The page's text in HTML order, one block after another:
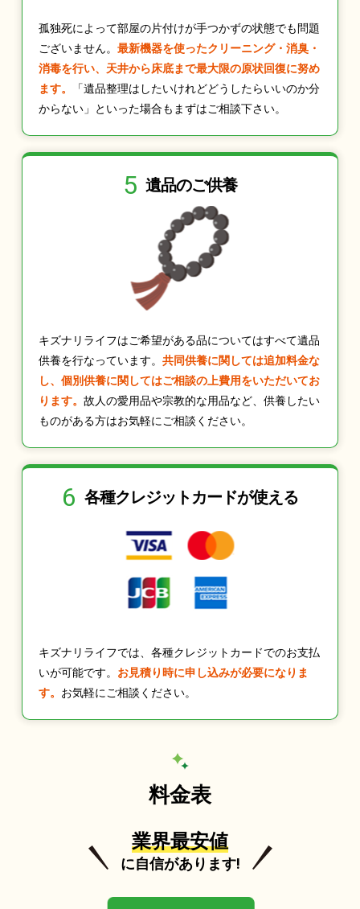
孤独死によって部屋の片付けが手つかずの状態でも問題
ございません。 最新機器を使ったクリーニング・消臭・
消毒を行い、天井から床底まで最大限の原状回復に努め
ます。
「遺品整理はしたいけれどどうしたらいいのか分
からない」といった場合もまずはご相談下さい。
5 遺品のご供養
キズナリライフはご希望がある品についてはすべて遺品
供養を行なっています。 共同供養に関しては追加料金な
し、個別供養に関してはご相談の上費用をいただいてお
ります。 故人の愛用品や宗教的な用品など、供養したい
ものがある方はお気軽にご相談ください。
6 各種クレジットカードが使える
キズナリライフでは、各種クレジットカードでのお支払
いが可能です。 お見積り時に申し込みが必要になりま
す。 お気軽にご相談ください。
料金表
業界最安値
に自信があります!